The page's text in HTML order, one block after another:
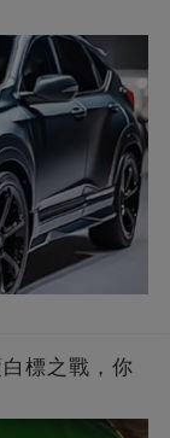
標之戰，你